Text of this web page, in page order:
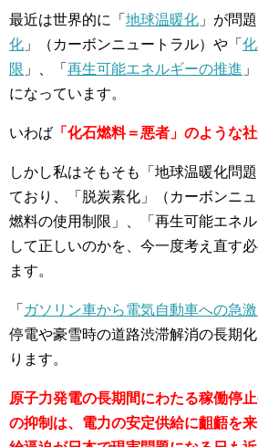
最近は世界的に「 地球温暖化 」が問
化 」（カーボンニュートラル）や「
限 」、「 再生可能エネルギーの推進
になっています。
いわば 「化石燃料＝悪者」のような
しかし私はそもそも「地球温暖化問
ており、「脱炭素化」（カーボンニ
燃料の使用制限」、「再生可能エネ
して正しいのかを、今一度考え直す
ます。
「 ガソリン車から電気自動車への急
停電や豪雪時の道路渋滞解消の長期
ります。
原子力発電の長期間にわたる稼働停
の抑制は、電力の安定供給に齟齬を